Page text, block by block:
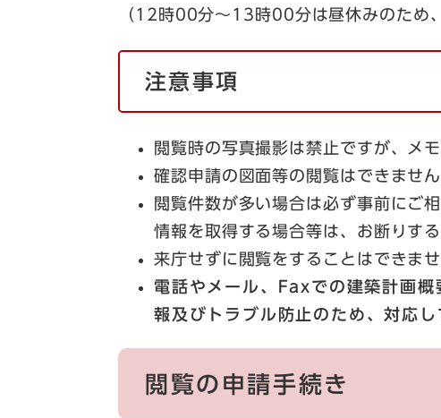
（12時00分～13時00分は昼休みのため
注意事項
閲覧時の写真撮影は禁止ですが、メ
確認申請の図面等の閲覧はできません
閲覧件数が多い場合は必ず事前にご
情報を取得する場合等は、お断りす
来庁せずに閲覧をすることはできませ
電話やメール、Faxでの建築計画
報及びトラブル防止のため、対応し
閲覧の申請手続き